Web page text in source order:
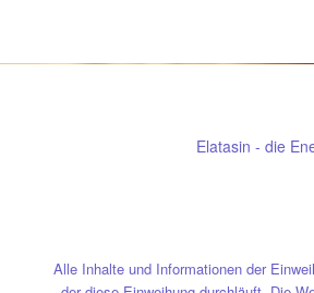
Elatasin - die
Alle Inhalte und Informationen der